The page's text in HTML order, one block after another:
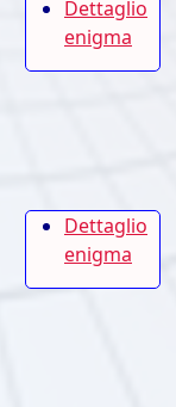
Dettaglio
enigma
Dettaglio
enigma